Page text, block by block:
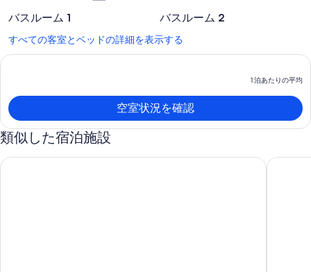
(HDN-
ン
パ
バスルーム 1 バスルーム 2
すべての客室とベッドの詳細を表示する
1
1 泊あたりの平均
空室状況を確認
類似した宿泊施設
2 Scenic Mountain View Rooms for Families, Couples!ザ フォ